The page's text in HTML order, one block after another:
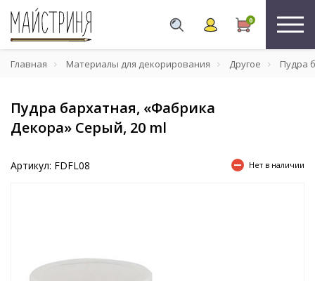
0
Главная Материалы для декорирования Другое Пудра
Пудра бархатная, «Фабрика
Декора» Серый, 20 ml
Артикул: FDFL08 Нет в наличии